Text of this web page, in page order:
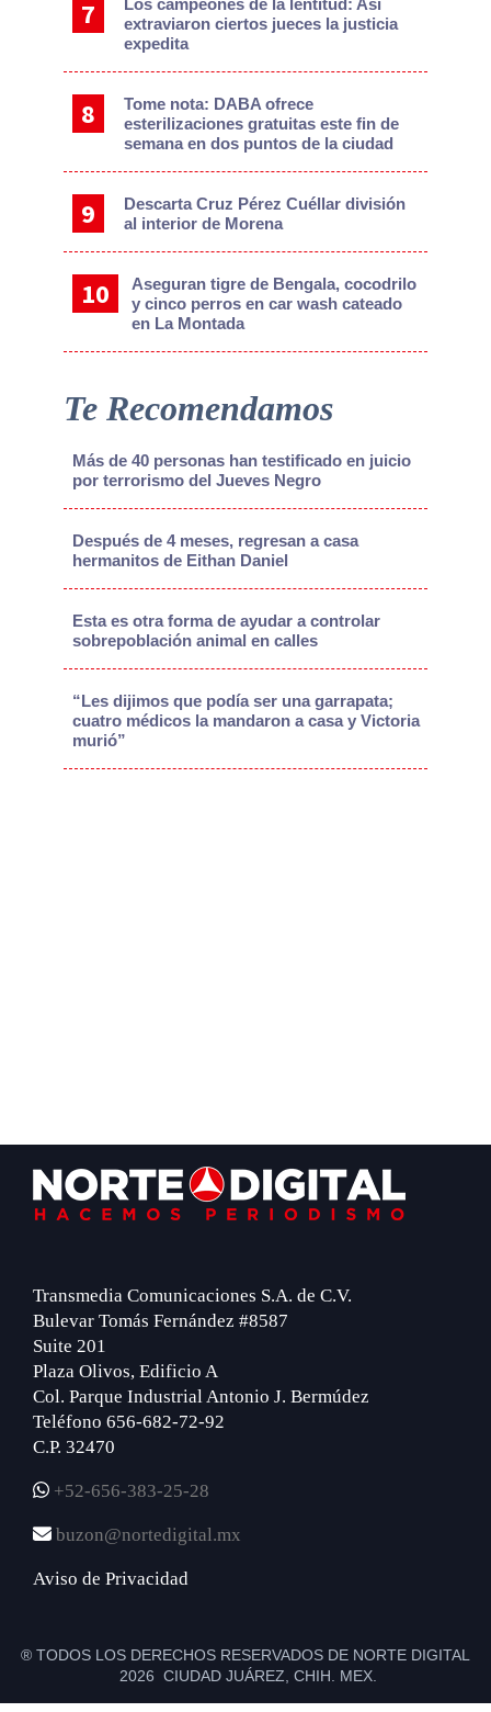
Los campeones de la lentitud: Así
extraviaron ciertos jueces la justicia
expedita
Tome nota: DABA ofrece
esterilizaciones gratuitas este fin de
semana en dos puntos de la ciudad
Descarta Cruz Pérez Cuéllar división
al interior de Morena
Aseguran tigre de Bengala, cocodrilo
y cinco perros en car wash cateado
en La Montada
Te Recomendamos
Más de 40 personas han testificado en juicio
por terrorismo del Jueves Negro
Después de 4 meses, regresan a casa
hermanitos de Eithan Daniel
Esta es otra forma de ayudar a controlar
sobrepoblación animal en calles
“Les dijimos que podía ser una garrapata;
cuatro médicos la mandaron a casa y Victoria
murió”
Footer
Transmedia Comunicaciones S.A. de C.V.
Bulevar Tomás Fernández #8587
Suite 201
Plaza Olivos, Edificio A
Col. Parque Industrial Antonio J. Bermúdez
Teléfono 656-682-72-92
C.P. 32470
+52-656-383-25-28
buzon@nortedigital.mx
Aviso de Privacidad
® TODOS LOS DERECHOS RESERVADOS DE NORTE DIGITAL
2026 CIUDAD JUÁREZ, CHIH. MEX.